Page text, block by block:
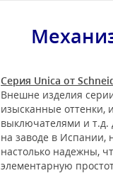
Серия Unica от
Внешне изделия
изысканные оттенки,
выключателями и
на заводе в Испании,
настолько надежны,
элементарную